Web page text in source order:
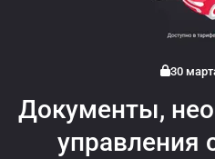
30
Документы,